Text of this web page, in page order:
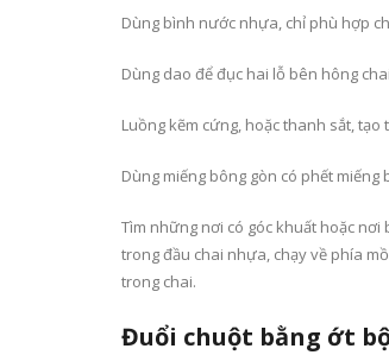
Dùng bình nước nhựa, chỉ phù hợp
Dùng dao để đục hai lỗ bên hông
Luồng kẽm cứng, hoặc thanh sắt,
Dùng miếng bông gòn có phết
Tìm những nơi có góc khuất hoặc
trong đầu chai nhựa, chạy về phía
trong chai.
Đuổi chuột bằng ớt